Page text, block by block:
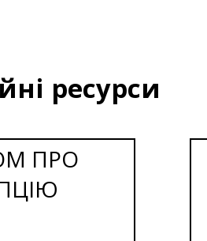
ресурси
ПРО